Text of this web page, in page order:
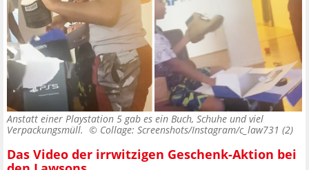
Anstatt einer Playstation 5 gab es ein Buch, Schuhe und viel
Verpackungsmüll. © Collage: Screenshots/Instagram/c_law731 (2)
Das Video der irrwitzigen Geschenk-Aktion bei